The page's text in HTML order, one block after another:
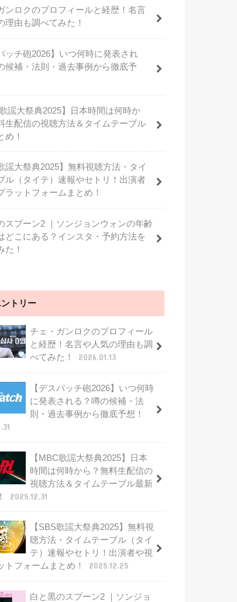
ンロクのプロフィールと経歴！名言
理由も調べてみた！
ッチ砲2026】いつ何時に発表され
候補・法則・過去事例から徹底予
歌謡大祭典2025】日本時間は何時か
生配信の視聴方法＆タイムテーブル
め！
謡大祭典2025】無料視聴方法・タイ
ル（タイテ）速報やセトリ！出演者
ラットフォームまとめ！
スプーン2 ｜ソンジョンウォンの年齢
どこにある？インスタ・予約方法を
た！
トリー
チェ・ガンロクのプロフィール
と経歴！名言や人気の理由も調
べてみた！
2026.01.13
【デスパッチ砲2026】いつ何時
に発表される？噂の候補・法
則・過去事例から徹底予想！
【MBC歌謡大祭典2025】日本
時間は何時から？無料生配信の
視聴方法＆タイムテーブル最新
2025.12.31
【SBS歌謡大祭典2025】無料視
聴方法・タイムテーブル（タイ
テ）速報やセトリ！出演者や視
トフォームまとめ！
2025.12.25
白と黒のスプーン2 ｜ソンジョ